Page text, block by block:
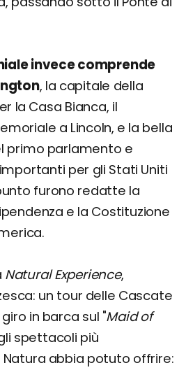
invece comprende
, la capitale della
la Casa Bianca, il
a Lincoln, e la bella
primo parlamento e
per gli Stati Uniti
furono redatte la
e la Costituzione
Natural Experience,
un tour delle Cascate
in barca sul "Maid of
spettacoli più
Natura abbia potuto offrire: